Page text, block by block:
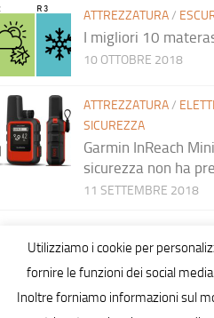
ATTREZZATURA/
I migliori 10
10 OTTOBRE 2018
ATTREZZATURA/
SICUREZZA
Garmin InReach
sicurezza non ha
11 SETTEMBRE 2018
Hiking in Sardinia ©
Utilizziamo i cookie per
fornire le funzioni dei social
Inoltre forniamo informazioni sul